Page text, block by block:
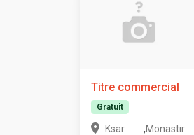
Titre commercial
Gratuit
Ksar
,Monastir